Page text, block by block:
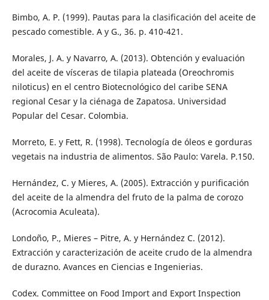
Bimbo, A. P. (1999). Pautas para la clasificación del aceite de
pescado comestible. A y G., 36. p. 410-421.
Morales, J. A. y Navarro, A. (2013). Obtención y evaluación
del aceite de vísceras de tilapia plateada (Oreochromis
niloticus) en el centro Biotecnológico del caribe SENA
regional Cesar y la ciénaga de Zapatosa. Universidad
Popular del Cesar. Colombia.
Morreto, E. y Fett, R. (1998). Tecnología de óleos e gorduras
vegetais na industria de alimentos. São Paulo: Varela. P.150.
Hernández, C. y Mieres, A. (2005). Extracción y purificación
del aceite de la almendra del fruto de la palma de corozo
(Acrocomia Aculeata).
Londoño, P., Mieres – Pitre, A. y Hernández C. (2012).
Extracción y caracterización de aceite crudo de la almendra
de durazno. Avances en Ciencias e Ingenierias.
Codex. Committee on Food Import and Export Inspection